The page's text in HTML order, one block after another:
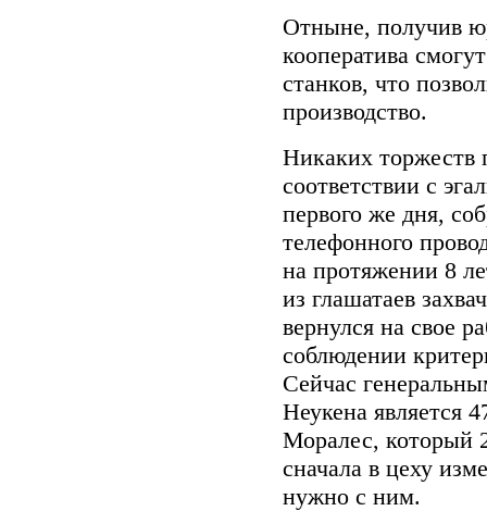
Отныне, получив
кооператива
станков, что
производство.
Никаких торжеств
соответствии с
первого же дня,
телефонного
на протяжении 8
из глашатаев
вернулся на свое
соблюдении
Сейчас
Неукена является
Моралес, который
сначала в цеху
нужно с ним.